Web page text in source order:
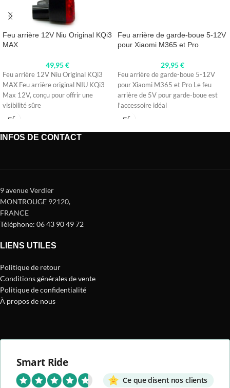
Feu arrière 12V Niu Original KQi3
MAX
49,95€
Feu arrière 12V Niu Original KQi3
MAX Feu arrière original NIU KQi3
Max 12V, conçu pour offrir une
visibilité sûre
Feu arrière de garde-boue 5-12V
pour Xiaomi M365 et Pro
29,95€
Feu arrière de garde-boue 5-12V
pour Xiaomi M365 et Pro Le feu
arrière de 5V pour garde-boue est
l'accessoire idéal
INFOS DE CONTACT
9 avenue Verdier
MONTROUGE 92120,
FRANCE
Téléphone: 06 43 90 49 72
LIENS UTILES
Politique de retour
Conditions générales de vente
Politique de confidentialité
À propos de nous
Smart Ride
Ce que disent nos clients